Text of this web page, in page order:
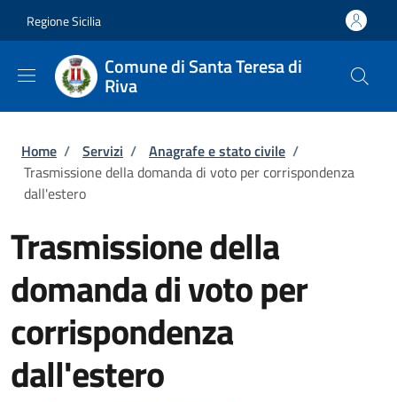
Regione Sicilia
Comune di Santa Teresa di
Riva
Briciole di pane
Home / Servizi / Anagrafe e stato civile /
Trasmissione della domanda di voto per corrispondenza
dall'estero
Trasmissione della
domanda di voto per
corrispondenza
dall'estero